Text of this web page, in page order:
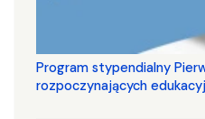
Program stypendialny
rozpoczynających